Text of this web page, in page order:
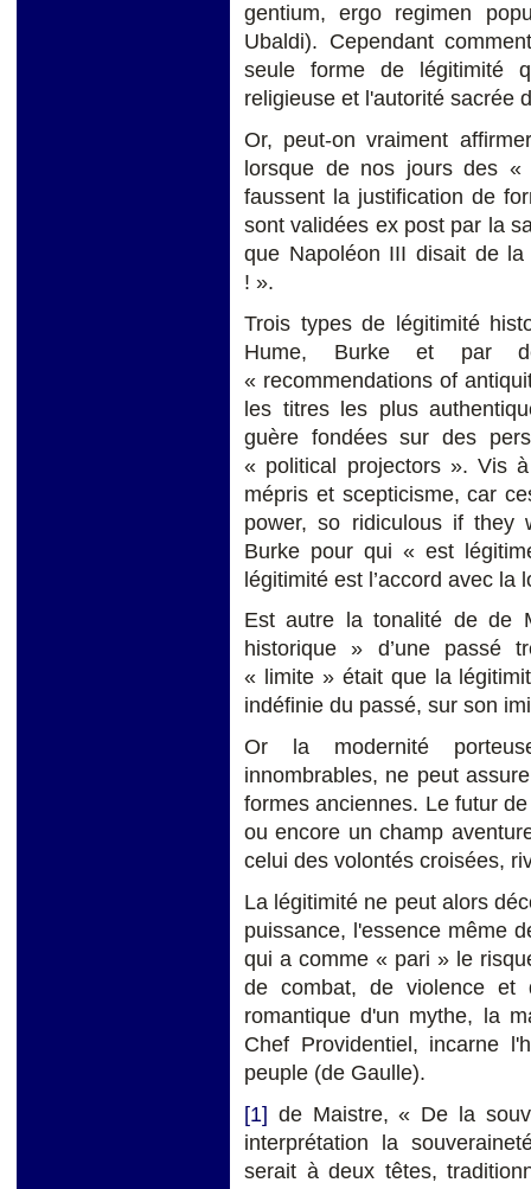
gentium, ergo regimen
Ubaldi). Cependant
seule forme de légitimité
religieuse et l'autorité sacrée
Or, peut-on vraiment
lorsque de nos jours des «
faussent la justification de
sont validées ex post par la
que Napoléon III disait de la
! ».
Trois types de légitimité
Hume, Burke et par
« recommendations of
les titres les plus
guère fondées sur des
« political projectors ». Vis
mépris et scepticisme, car
power, so ridiculous if they
Burke pour qui « est
légitimité est l’accord avec la
Est autre la tonalité de de
historique » d’une passé
« limite » était que la
indéfinie du passé, sur son
Or la modernité
innombrables, ne peut
formes anciennes. Le futur
ou encore un champ
celui des volontés croisées,
La légitimité ne peut alors
puissance, l'essence même
qui a comme « pari » le
de combat, de violence et
romantique d'un mythe, la
Chef Providentiel, incarne
peuple (de Gaulle).
[1] de Maistre, « De la
interprétation la
serait à deux têtes,